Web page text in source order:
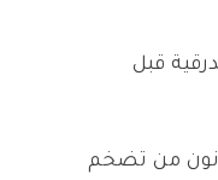
قبل
من تضخم